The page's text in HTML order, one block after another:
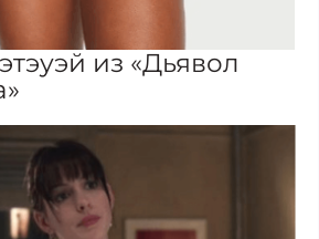
из «Дьявол